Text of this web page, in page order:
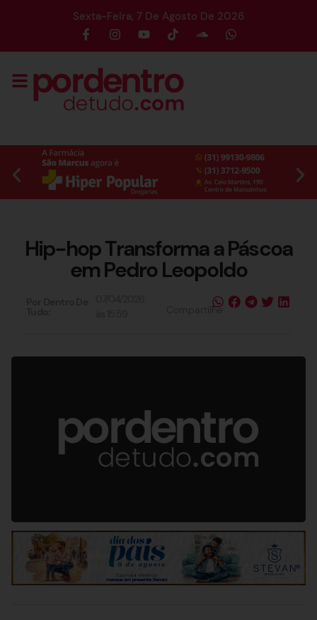
Sexta-Feira, 7 De Agosto De 2026
Hip-hop Transforma a Páscoa
em Pedro Leopoldo
Compartilhe